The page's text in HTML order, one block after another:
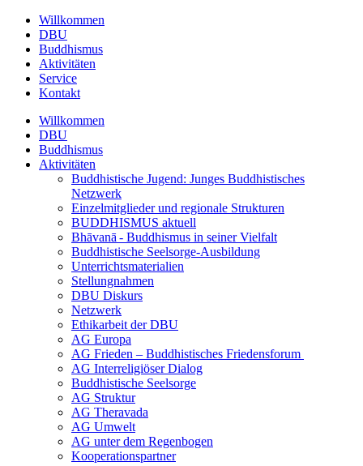
Willkommen
DBU
Buddhismus
Aktivitäten
Service
Kontakt
Willkommen
DBU
Buddhismus
Aktivitäten
Buddhistische Jugend: Junges Buddhistisches
Netzwerk
Einzelmitglieder und regionale Strukturen
BUDDHISMUS aktuell
Bhāvanā - Buddhismus in seiner Vielfalt
Buddhistische Seelsorge-Ausbildung
Unterrichtsmaterialien
Stellungnahmen
DBU Diskurs
Netzwerk
Ethikarbeit der DBU
AG Europa
AG Frieden – Buddhistisches Friedensforum
AG Interreligiöser Dialog
Buddhistische Seelsorge
AG Struktur
AG Theravada
AG Umwelt
AG unter dem Regenbogen
Kooperationspartner